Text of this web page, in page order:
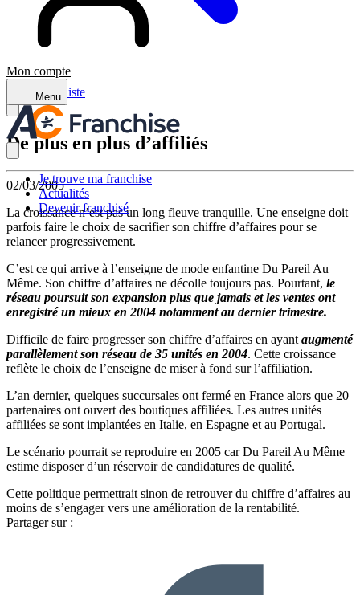
Mon compte
Menu
Je trouve ma franchise
Actualités
Devenir franchisé
Retour à la liste
De plus en plus d’affiliés
02/03/2005
La croissance n’est pas un long fleuve tranquille. Une enseigne doit
parfois faire le choix de sacrifier son chiffre d’affaires pour se
relancer progressivement.
C’est ce qui arrive à l’enseigne de mode enfantine Du Pareil Au
Même. Son chiffre d’affaires ne décolle toujours pas. Pourtant, le
réseau poursuit son expansion plus que jamais et les ventes ont
enregistré un mieux en 2004 notamment au dernier trimestre.
Difficile de faire progresser son chiffre d’affaires en ayant augmenté
parallèlement son réseau de 35 unités en 2004. Cette croissance
reflète le choix de l’enseigne de miser à fond sur l’affiliation.
L’an dernier, quelques succursales ont fermé en France alors que 20
partenaires ont ouvert des boutiques affiliées. Les autres unités
affiliées se sont implantées en Italie, en Espagne et au Portugal.
Le scénario pourrait se reproduire en 2005 car Du Pareil Au Même
estime disposer d’un réservoir de candidatures de qualité.
Cette politique permettrait sinon de retrouver du chiffre d’affaires au
moins de s’engager vers une amélioration de la rentabilité.
Partager sur :